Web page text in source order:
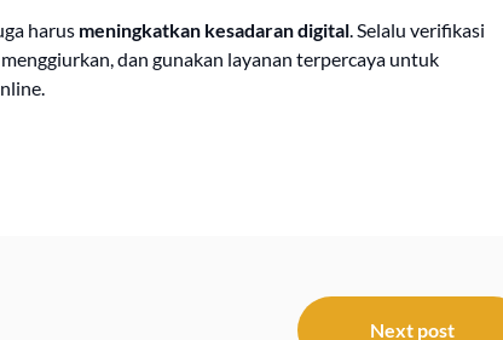
harus meningkatkan kesadaran digital. Selalu verifikasi
dan gunakan layanan terpercaya untuk
Next post